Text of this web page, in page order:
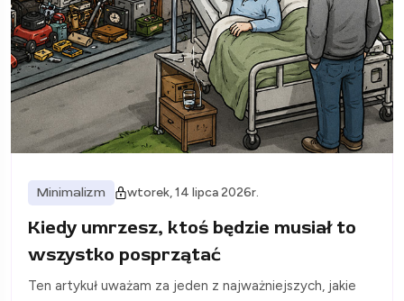
Minimalizm wtorek, 14 lipca 2026r.
Kiedy umrzesz, ktoś będzie musiał to
wszystko posprzątać
Ten artykuł uważam za jeden z najważniejszych, jakie